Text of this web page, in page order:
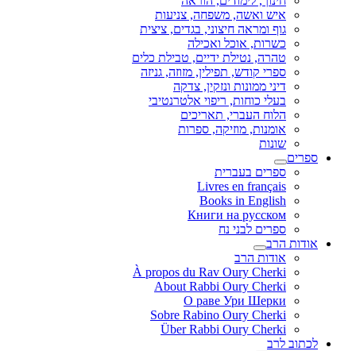
איש ואשה, משפחה, צניעות
גוף ומראה חיצוני, בגדים, ציצית
כשרות, אוכל ואכילה
טהרה, נטילת ידיים, טבילת כלים
ספרי קודש, תפילין, מזוזה, גניזה
דיני ממונות ונזקין, צדקה
בעלי כוחות, ריפוי אלטרנטיבי
הלוח העברי, תאריכים
אומנות, מוזיקה, ספרות
שונות
ספרים
ספרים בעברית
Livres en français
Books in English
Книги на русском
ספרים לבני נח
אודות הרב
אודות הרב
À propos du Rav Oury Cherki
About Rabbi Oury Cherki
О раве Ури Шерки
Sobre Rabino Oury Cherki
Über Rabbi Oury Cherki
לכתוב לרב